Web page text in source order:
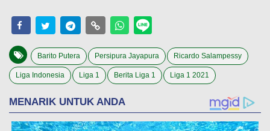
Barito Putera Persipura Jayapura Ricardo Salampessy
Liga Indonesia Liga 1 Berita Liga 1 Liga 1 2021